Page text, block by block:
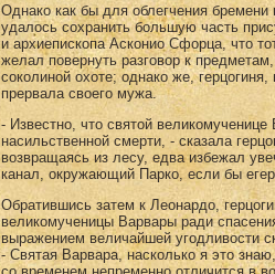
Однако как бы для облегчения бремени
удалось сохранить большую часть
и архиепископа Асконио Сфорца, что
желал повернуть разговор к
соколиной охоте; однако же,
прервала своего мужа.
- Известно, что святой
насильственной смерти, - сказала
возвращаясь из лесу, едва избежал
канал, окружающий Парко, если бы
Обратившись затем к Леонардо,
великомученицы Варвары ради
выражением величайшей угодливости
- Святая Варвара, насколько я это